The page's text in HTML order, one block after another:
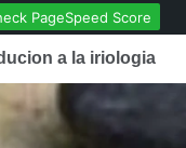
PageSpeed Score
en la Revista
a la iriologia